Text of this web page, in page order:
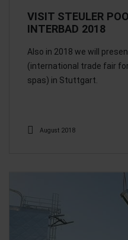
VISIT STEULER
INTERBAD 2018
Also in 2018 we will
(international trade fair
spas) in Stuttgart.
August 2018